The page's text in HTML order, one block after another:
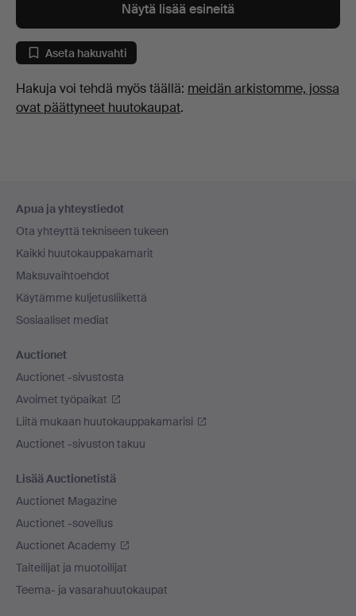
Näytä lisää esineitä
Aseta hakuvahti
Hakuja voi tehdä myös täällä: meidän arkistomme, jossa
ovat päättyneet huutokaupat.
Apua ja yhteystiedot
Ota yhteyttä tekniseen tukeen
Kaikki huutokauppakamarit
Maksuvaihtoehdot
Käytämme kuljetusliikettä
Sosiaaliset mediat
Auctionet
Auctionet -sivustosta
Avoimet työpaikat
Liitä mukaan huutokauppakamarisi
Auctionet -sivuston takuu
Lisää Auctionetistä
Auctionet Magazine
Auctionet -sovellus
Auctionet Academy
Taiteilijat ja muotoilijat
Teema- ja vasarahuutokaupat